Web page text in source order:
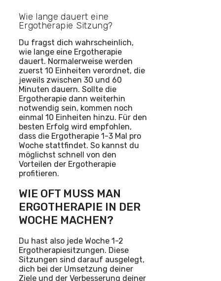
Wie lange dauert eine
Ergotherapie Sitzung?
Du fragst dich wahrscheinlich,
wie lange eine Ergotherapie
dauert. Normalerweise werden
zuerst 10 Einheiten verordnet, die
jeweils zwischen 30 und 60
Minuten dauern. Sollte die
Ergotherapie dann weiterhin
notwendig sein, kommen noch
einmal 10 Einheiten hinzu. Für den
besten Erfolg wird empfohlen,
dass die Ergotherapie 1-3 Mal pro
Woche stattfindet. So kannst du
möglichst schnell von den
Vorteilen der Ergotherapie
profitieren.
WIE OFT MUSS MAN
ERGOTHERAPIE IN DER
WOCHE MACHEN?
Du hast also jede Woche 1-2
Ergotherapiesitzungen. Diese
Sitzungen sind darauf ausgelegt,
dich bei der Umsetzung deiner
Ziele und der Verbesserung deiner